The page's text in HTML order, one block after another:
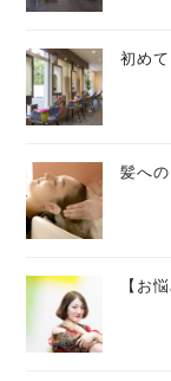
初め
髪へ
【お